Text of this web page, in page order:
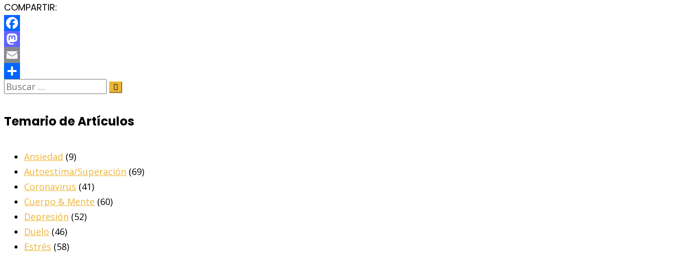
COMPARTIR:
Facebook
Mastodon
Email
Share
Temario de Artículos
Ansiedad (9)
Autoestima/Superación (69)
Coronavirus (41)
Cuerpo & Mente (60)
Depresión (52)
Duelo (46)
Estrés (58)